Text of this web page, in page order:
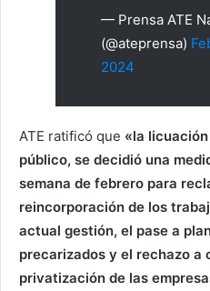
— Prensa ATE
(@ateprensa)
2024
ATE ratificó que «la
público, se decidió una
semana de febrero para
reincorporación de los
actual gestión, el pase a
precarizados y el rechazo a
privatización de las